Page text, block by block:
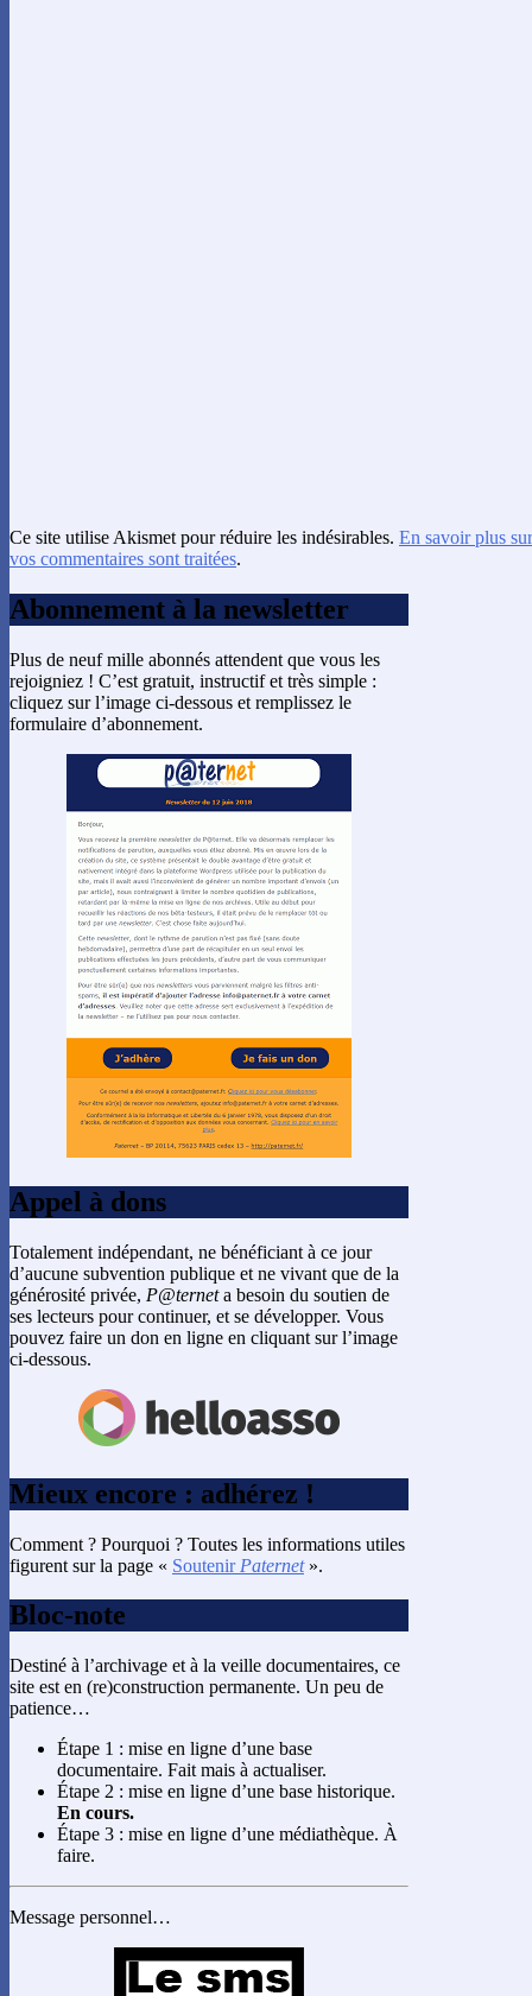
Ce site utilise Akismet pour réduire les indésirables. En savoir plus
vos commentaires sont traitées.
Abonnement à la newsletter
Plus de neuf mille abonnés attendent que vous les
rejoigniez ! C’est gratuit, instructif et très simple :
cliquez sur l’image ci-dessous et remplissez le
formulaire d’abonnement.
Appel à dons
Totalement indépendant, ne bénéficiant à ce jour
d’aucune subvention publique et ne vivant que de la
générosité privée, P@terneta besoin du soutien de
ses lecteurs pour continuer, et se développer. Vous
pouvez faire un don en ligne en cliquant sur l’image
ci-dessous.
Mieux encore : adhérez !
Comment ? Pourquoi ? Toutes les informations utiles
figurent sur la page « Soutenir Paternet».
Bloc-note
Destiné à l’archivage et à la veille documentaires, ce
site est en (re)construction permanente. Un peu de
patience…
Étape 1 : mise en ligne d’une base
documentaire. Fait mais à actualiser.
Étape 2 : mise en ligne d’une base historique.
En cours.
Étape 3 : mise en ligne d’une médiathèque. À
faire.
Message personnel…